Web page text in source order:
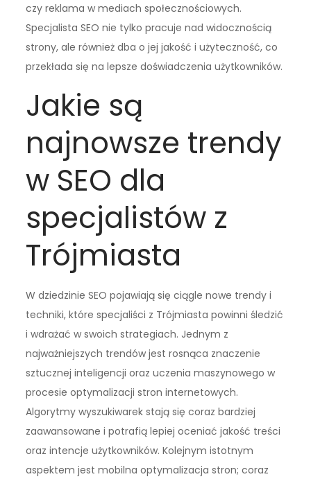
czy reklama w mediach społecznościowych.
Specjalista SEO nie tylko pracuje nad widocznością
strony, ale również dba o jej jakość i użyteczność, co
przekłada się na lepsze doświadczenia użytkowników.
Jakie są
najnowsze trendy
w SEO dla
specjalistów z
Trójmiasta
W dziedzinie SEO pojawiają się ciągle nowe trendy i
techniki, które specjaliści z Trójmiasta powinni śledzić
i wdrażać w swoich strategiach. Jednym z
najważniejszych trendów jest rosnąca znaczenie
sztucznej inteligencji oraz uczenia maszynowego w
procesie optymalizacji stron internetowych.
Algorytmy wyszukiwarek stają się coraz bardziej
zaawansowane i potrafią lepiej oceniać jakość treści
oraz intencje użytkowników. Kolejnym istotnym
aspektem jest mobilna optymalizacja stron; coraz